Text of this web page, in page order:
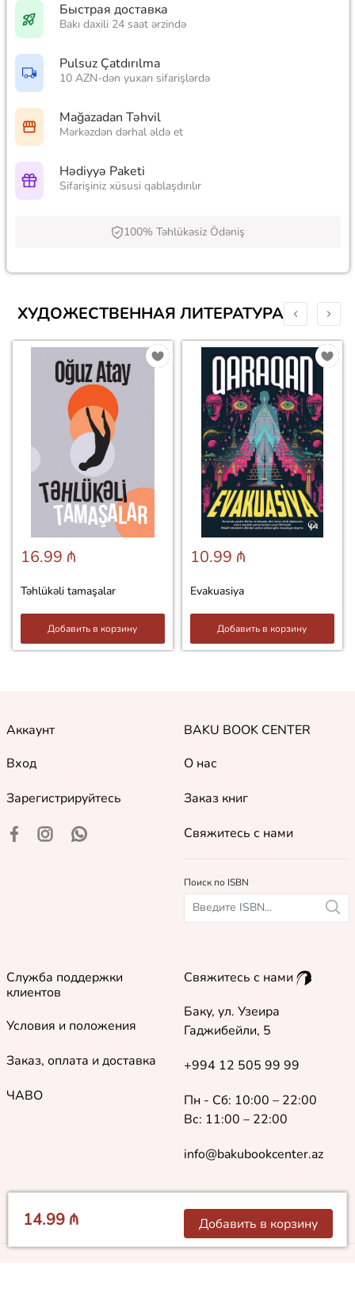
Быстрая доставка
Bakı daxili 24 saat ərzində
Pulsuz Çatdırılma
10 AZN-dən yuxarı sifarişlərdə
Mağazadan Təhvil
Mərkəzdən dərhal əldə et
Hədiyyə Paketi
Sifarişiniz xüsusi qablaşdırılır
100% Təhlükəsiz Ödəniş
14.99 ₼ Добавить в корзину
ХУДОЖЕСТВЕННАЯ ЛИТЕРАТУРА
16.99 ₼
Təhlükəli tamaşalar
Добавить в корзину
10.99 ₼
Evakuasiya
Добавить в корзину
Аккаунт
Вход
Зарегистрируйтесь
BAKU BOOK CENTER
О нас
Заказ книг
Свяжитесь с нами
Поиск по ISBN
Служба поддержки
клиентов
Условия и положения
Заказ, оплата и доставка
ЧАВО
Свяжитесь с нами
Баку, ул. Узеира
Гаджибейли, 5
+994 12 505 99 99
Пн - Сб: 10:00 – 22:00
Вс: 11:00 – 22:00
info@bakubookcenter.az